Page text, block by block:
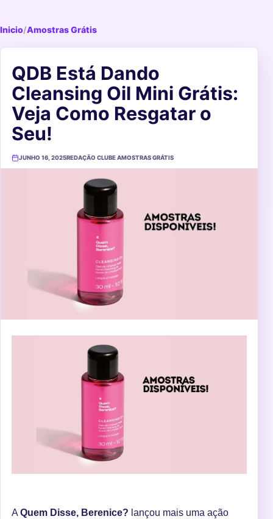
Inicio/Amostras Grátis
QDB Está Dando
Cleansing Oil Mini Grátis:
Veja Como Resgatar o
Seu!
JUNHO 16, 2025REDAÇÃO CLUBE AMOSTRAS GRÁTIS
A Quem Disse, Berenice? lançou mais uma ação